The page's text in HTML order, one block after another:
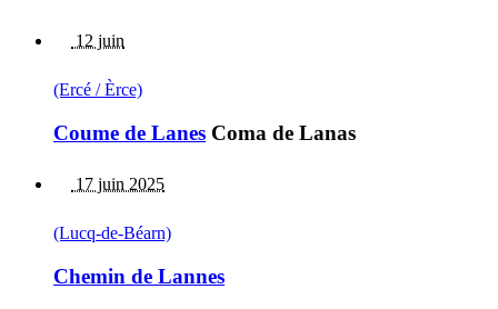
12 juin
(Ercé / Èrce)
Coume de Lanes Coma de Lanas
17 juin 2025
(Lucq-de-Béarn)
Chemin de Lannes